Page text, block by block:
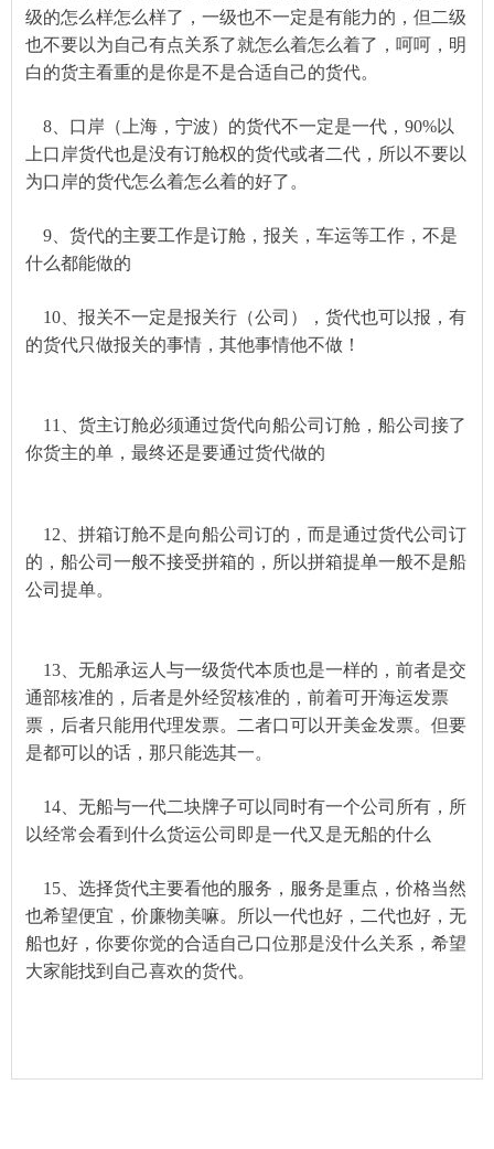
级的怎么样怎么样了，一级也不一定是有能力的，但二级
也不要以为自己有点关系了就怎么着怎么着了，呵呵，明
白的货主看重的是你是不是合适自己的货代。
8、口岸（上海，宁波）的货代不一定是一代，90%以
上口岸货代也是没有订舱权的货代或者二代，所以不要以
为口岸的货代怎么着怎么着的好了。
9、货代的主要工作是订舱，报关，车运等工作，不是
什么都能做的
10、报关不一定是报关行（公司），货代也可以报，有
的货代只做报关的事情，其他事情他不做！
11、货主订舱必须通过货代向船公司订舱，船公司接了
你货主的单，最终还是要通过货代做的
12、拼箱订舱不是向船公司订的，而是通过货代公司订
的，船公司一般不接受拼箱的，所以拼箱提单一般不是船
公司提单。
13、无船承运人与一级货代本质也是一样的，前者是交
通部核准的，后者是外经贸核准的， 前着可开海运发票
票 ，后者只能用代理发票。二者口可以开美金发票。但要
是都可以的话，那只能选其一。
14、无船与一代二块牌子可以同时有一个公司所有，所
以经常会看到什么货运公司即是一代又是无船的什么
15、选择货代主要看他的服务，服务是重点，价格当然
也希望便宜，价廉物美嘛。所以一代也好，二代也好，无
船也好，你要你觉的合适自己口位那是没什么关系，希望
大家能找到自己喜欢的货代。